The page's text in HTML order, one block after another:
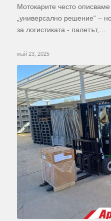
Мотокарите често
„универсално решение“ –
за логистиката - палетът,…
май 23, 2025